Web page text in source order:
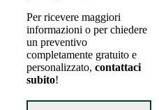
Per ricevere maggiori
informazioni o per chiedere
un preventivo
completamente gratuito e
personalizzato, contattaci
subito!